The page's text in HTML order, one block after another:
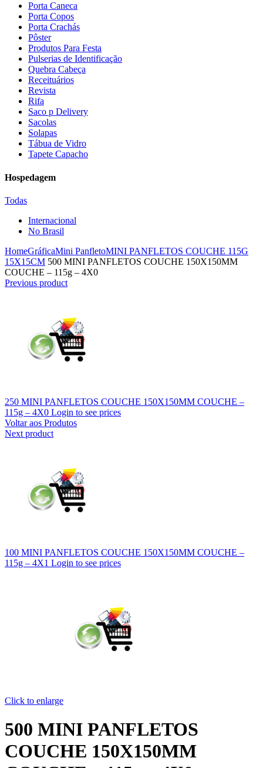
Porta Caneca
Porta Copos
Porta Crachás
Pôster
Produtos Para Festa
Pulserias de Identificação
Quebra Cabeça
Receituários
Revista
Rifa
Saco p Delivery
Sacolas
Solapas
Tábua de Vidro
Tapete Capacho
Hospedagem
Todas
Internacional
No Brasil
HomeGráficaMini PanfletoMINI PANFLETOS COUCHE 115G
15X15CM 500 MINI PANFLETOS COUCHE 150X150MM
COUCHE – 115g – 4X0
Previous product
250 MINI PANFLETOS COUCHE 150X150MM COUCHE –
115g – 4X0 Login to see prices
Voltar aos Produtos
Next product
100 MINI PANFLETOS COUCHE 150X150MM COUCHE –
115g – 4X1 Login to see prices
Click to enlarge
500 MINI PANFLETOS
COUCHE 150X150MM